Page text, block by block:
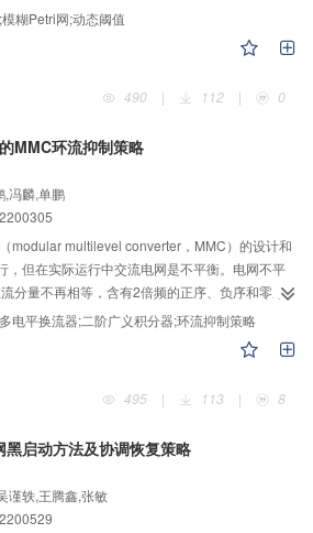
能系统与新能源发电系统，然而，如何实现牵
电系统的高效能源自洽，减少双向波动性与不确
为了新的难题。为实现以上目标，减轻牵引负荷
系统的使用寿命，本文提出了一种基于模糊
）的“网–源–储–车”动态阈值能量管理策略。该
的动态能量交互规则，可适用于不同架构的“网
此基础上，以电力机车功率与储能系统寿命作为
糊化、Petri网推理、反模糊化等操作后实现对
文以某牵引变电所实测数据作为测试案例，仿
阈值的能量管理策略，基于模糊Petri网的动态阈
回馈效率与再生制动能量储存效率，同时，增加
低电力机车经由接触网从电力系统取能的平均功
对延长储能系统的预计寿命、提升协同供能系
糊Petri网;动态阈值
490
| 112 | 0
MMC环流抑制策略
,冯麟,单鹏
modular multilevel converter，MMC）的设计和
，但在实际运行中交流电网是不平衡。电网不平
分量不再相等，含有2倍频的正序、负序和零序
统性能。首先，本文根据MMC的数学模型和相
生机理，得到电网不平衡时环流各分量的等效电
衡下基于二阶广义积分器（second order
）的环流抑制策略，该策略将三相环流中2次谐
离后单独抑制，采用比例积分（proportional
PR）控制环流的零序2倍频分量。最后，在
电平的MMC系统模型，将本文所提环流抑制策
比例谐振器控制环流抑制策略和采用比例积分
，PIR）控制环流抑制策略进行仿真实验
电平换流器;二阶广义积分器;环流抑制策略
495
| 113 | 8
启动方法及协调恢复策略
谨轶,王腾鑫,张敏